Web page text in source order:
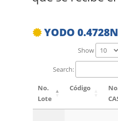
YODO 0.4728N
Show
Search:
No.
Lote
Código